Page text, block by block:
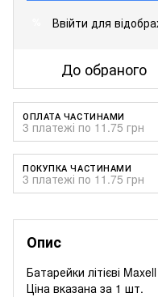
Ввійти для
До обраного
ОПЛАТА ЧАСТИНАМИ
3 платежі по 11.75 грн
ПОКУПКА ЧАСТИНАМИ
3 платежі по 11.75 грн
Опис
Батарейки літієві
Ціна вказана за 1 шт.